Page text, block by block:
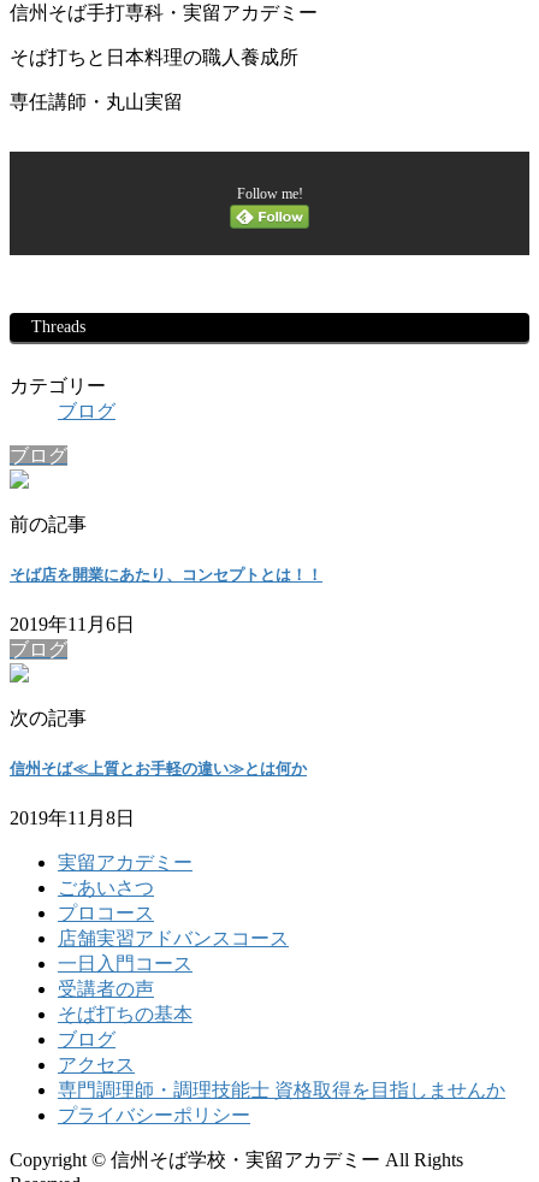
信州そば手打専科・実留アカデミー
そば打ちと日本料理の職人養成所
専任講師・丸山実留
Follow me!
Threads
カテゴリー
ブログ
ブログ
前の記事
そば店を開業にあたり、コンセプトとは！！
2019年11月6日
ブログ
次の記事
信州そば≪上質とお手軽の違い≫とは何か
2019年11月8日
実留アカデミー
ごあいさつ
プロコース
店舗実習アドバンスコース
一日入門コース
受講者の声
そば打ちの基本
ブログ
アクセス
専門調理師・調理技能士 資格取得を目指しませんか
プライバシーポリシー
Copyright © 信州そば学校・実留アカデミー All Rights